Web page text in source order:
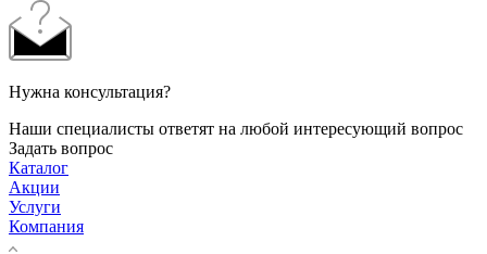
Нужна консультация?
Наши специалисты ответят на любой интересующий вопрос
Задать вопрос
Каталог
Акции
Услуги
Компания